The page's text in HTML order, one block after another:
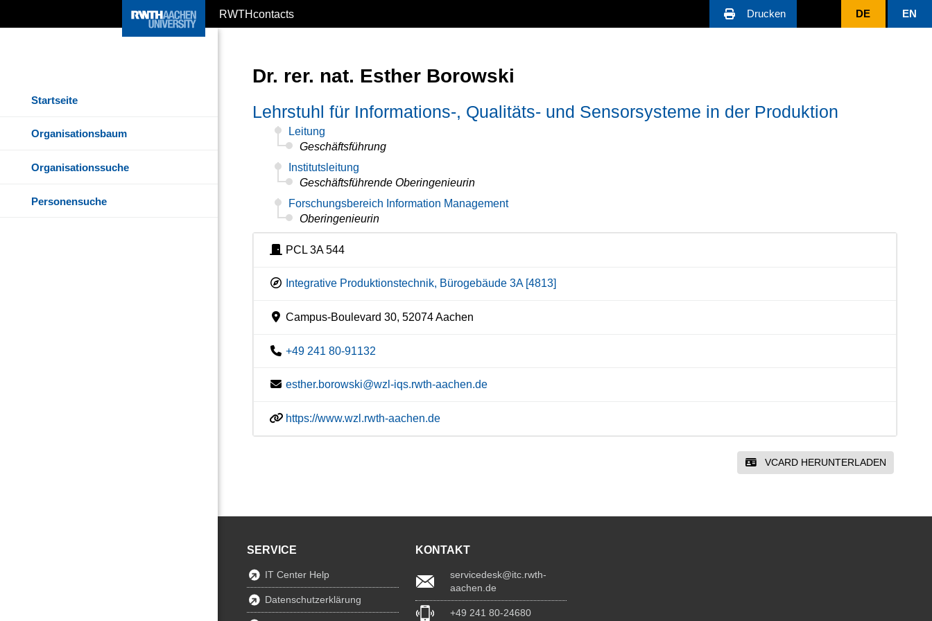
RWTHcontacts Drucken DE EN
Startseite
Organisationsbaum
Organisationssuche
Personensuche
Dr. rer. nat. Esther Borowski
Lehrstuhl für Informations-, Qualitäts- und Sensorsysteme in der Produktion
Leitung
Geschäftsführung
Institutsleitung
Geschäftsführende Oberingenieurin
Forschungsbereich Information Management
Oberingenieurin
PCL 3A 544
Integrative Produktionstechnik, Bürogebäude 3A [4813]
Campus-Boulevard 30, 52074 Aachen
+49 241 80-91132
esther.borowski@wzl-iqs.rwth-aachen.de
https://www.wzl.rwth-aachen.de
VCARD HERUNTERLADEN
SERVICE
IT Center Help
Datenschutzerklärung
KONTAKT
servicedesk@itc.rwth-
aachen.de
+49 241 80-24680